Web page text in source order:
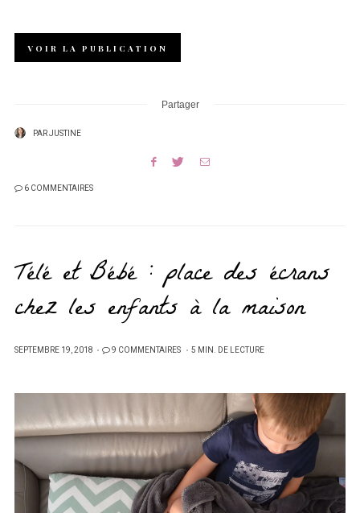
VOIR LA PUBLICATION
Partager
PARJUSTINE
6 COMMENTAIRES
Télé et Bébé : place des écrans
chez les enfants à la maison
PUBLIÉ
SEPTEMBRE 19, 2018 9 COMMENTAIRES 5 MIN. DE LECTURE